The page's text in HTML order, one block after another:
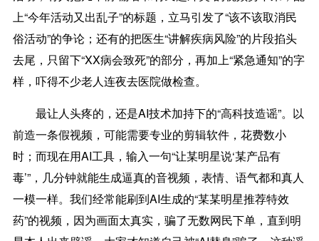
上“今年活动又出乱子”的标题，立马引发了“该不该取消民
俗活动”的争论；还有的把医生“讲解疾病风险”的片段掐头
去尾，只留下“XX病会致死”的部分，再加上“紧急通知”的字
样，吓得不少老人连夜去医院做检查。
最让人头疼的，还是AI技术加持下的“高科技造谣”。以
前造一条假视频，可能需要专业的剪辑软件，花费数小
时；而现在用AI工具，输入一句“让某明星说‘某产品有
毒’”，几分钟就能生成逼真的音视频，表情、语气都和真人
一模一样。我们经常能刷到AI生成的“某某明星推荐特效
药”的视频，因为画面太真实，骗了无数网民下单，直到明